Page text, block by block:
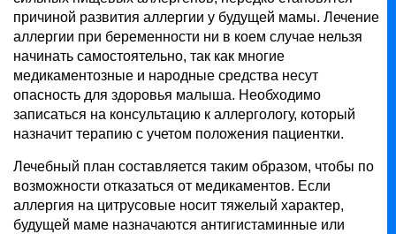
причиной развития аллергии у будущей мамы. Лечение
аллергии при беременности ни в коем случае нельзя
начинать самостоятельно, так как многие
медикаментозные и народные средства несут
опасность для здоровья малыша. Необходимо
записаться на консультацию к аллергологу, который
назначит терапию с учетом положения пациентки.
Лечебный план составляется таким образом, чтобы по
возможности отказаться от медикаментов. Если
аллергия на цитрусовые носит тяжелый характер,
будущей маме назначаются антигистаминные или